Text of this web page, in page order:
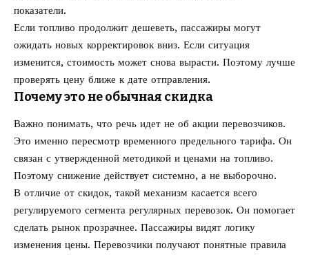
показатели.
Если топливо продолжит дешеветь, пассажиры могут
ожидать новых корректировок вниз. Если ситуация
изменится, стоимость может снова вырасти. Поэтому лучше
проверять цену ближе к дате отправления.
Почему это не обычная скидка
Важно понимать, что речь идет не об акции перевозчиков.
Это именно пересмотр временного предельного тарифа. Он
связан с утвержденной методикой и ценами на топливо.
Поэтому снижение действует системно, а не выборочно.
В отличие от скидок, такой механизм касается всего
регулируемого сегмента регулярных перевозок. Он помогает
сделать рынок прозрачнее. Пассажиры видят логику
изменения цены. Перевозчики получают понятные правила